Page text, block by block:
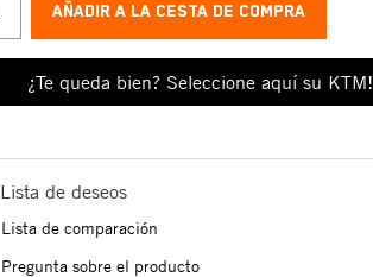
¿Te queda bien? Seleccione aquí su KTM!
AÑADIR A LA CESTA DE COMPRA
Lista de deseos
Lista de comparación
Pregunta sobre el producto